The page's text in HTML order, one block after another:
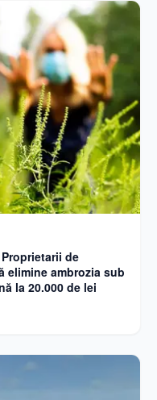
de
elimine ambrozia sub
la 20.000 de lei